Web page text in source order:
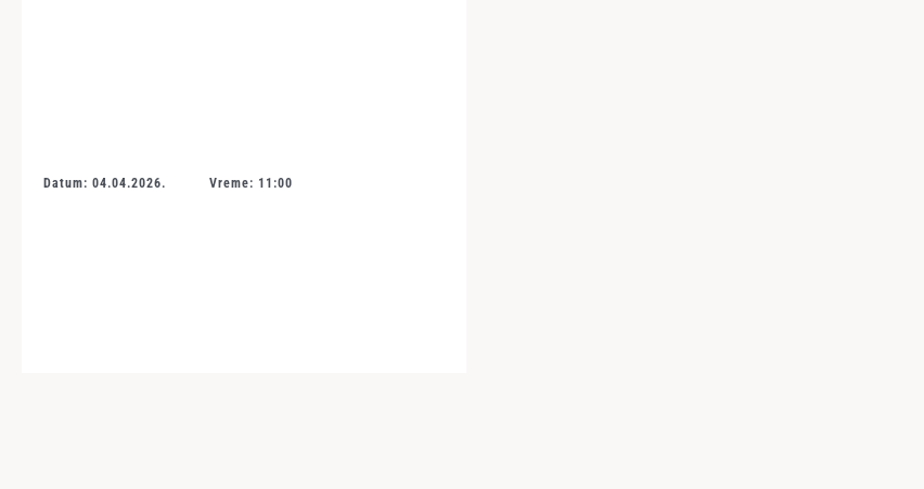
Datum: 04.04.2026. Vreme: 11:00